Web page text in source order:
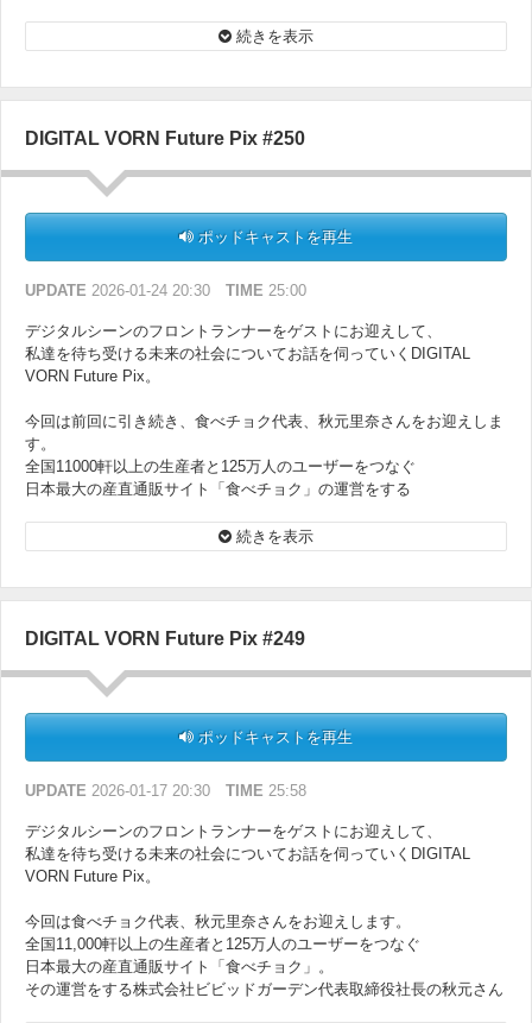
続きを表示
DIGITAL VORN Future Pix #250
ポッドキャストを再生
UPDATE 2026-01-24 20:30 TIME 25:00
デジタルシーンのフロントランナーをゲストにお迎えして、
私達を待ち受ける未来の社会についてお話を伺っていくDIGITAL
VORN Future Pix。
今回は前回に引き続き、食べチョク代表、秋元里奈さんをお迎えしま
す。
全国11000軒以上の生産者と125万人のユーザーをつなぐ
日本最大の産直通販サイト「食べチョク」の運営をする
その仕事術、未来の食卓の風景とは？お楽しみに！
続きを表示
DIGITAL VORN Future Pix #249
ポッドキャストを再生
UPDATE 2026-01-17 20:30 TIME 25:58
デジタルシーンのフロントランナーをゲストにお迎えして、
私達を待ち受ける未来の社会についてお話を伺っていくDIGITAL
VORN Future Pix。
今回は食べチョク代表、秋元里奈さんをお迎えします。
全国11,000軒以上の生産者と125万人のユーザーをつなぐ
日本最大の産直通販サイト「食べチョク」。
その運営をする株式会社ビビッドガーデン代表取締役社長の秋元さん